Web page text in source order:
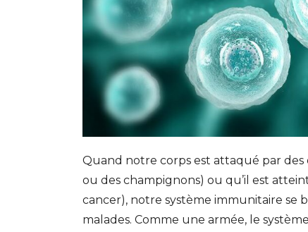
Quand notre corps est attaqué par des
ou des champignons) ou qu’il est
cancer), notre système immunitaire se
malades. Comme une armée, le